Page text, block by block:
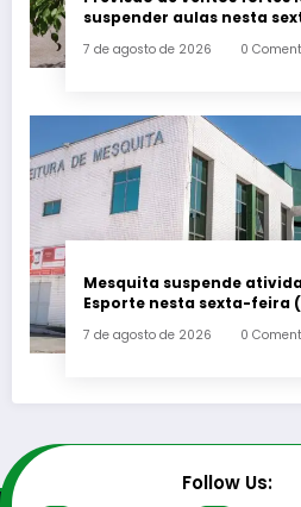
suspender aulas nesta
7 de agosto de 2026 0
Mesquita suspende
Esporte nesta sexta-feira
7 de agosto de 2026 0
Follow Us: